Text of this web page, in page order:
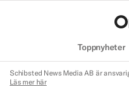
Toppnyheter
Schibsted News Media AB är
Läs mer här